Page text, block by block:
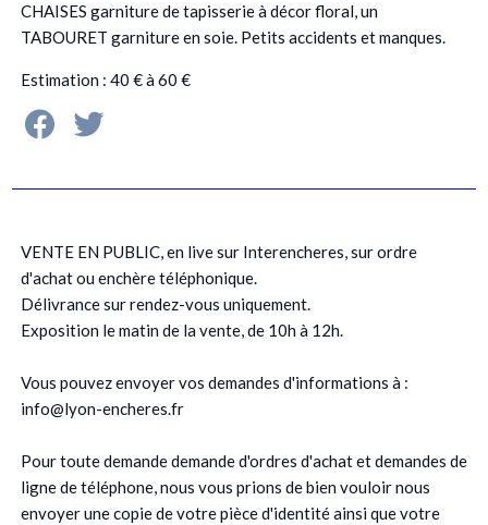
CHAISES garniture de tapisserie à décor floral, un
TABOURET garniture en soie. Petits accidents et manques.
Estimation : 40 € à 60 €
VENTE EN PUBLIC, en live sur Interencheres, sur ordre
d'achat ou enchère téléphonique.
Délivrance sur rendez-vous uniquement.
Exposition le matin de la vente, de 10h à 12h.
Vous pouvez envoyer vos demandes d'informations à :
info@lyon-encheres.fr
Pour toute demande demande d'ordres d'achat et demandes de
ligne de téléphone, nous vous prions de bien vouloir nous
envoyer une copie de votre pièce d'identité ainsi que votre